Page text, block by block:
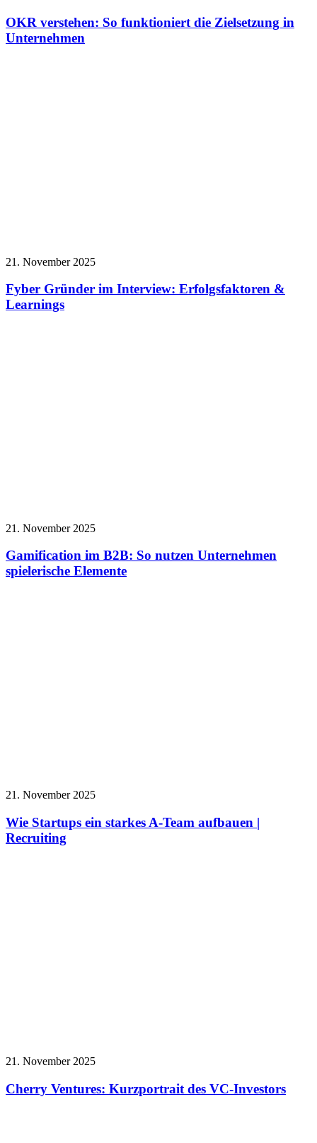
OKR verstehen: So funktioniert die Zielsetzung in
Unternehmen
21. November 2025
Fyber Gründer im Interview: Erfolgsfaktoren &
Learnings
21. November 2025
Gamification im B2B: So nutzen Unternehmen
spielerische Elemente
21. November 2025
Wie Startups ein starkes A-Team aufbauen |
Recruiting
21. November 2025
Cherry Ventures: Kurzportrait des VC-Investors